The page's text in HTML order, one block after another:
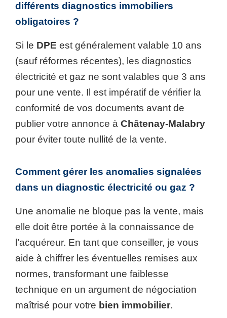
différents diagnostics immobiliers
obligatoires ?
Si le DPE est généralement valable 10 ans
(sauf réformes récentes), les diagnostics
électricité et gaz ne sont valables que 3 ans
pour une vente. Il est impératif de vérifier la
conformité de vos documents avant de
publier votre annonce à Châtenay-Malabry
pour éviter toute nullité de la vente.
Comment gérer les anomalies signalées
dans un diagnostic électricité ou gaz ?
Une anomalie ne bloque pas la vente, mais
elle doit être portée à la connaissance de
l’acquéreur. En tant que conseiller, je vous
aide à chiffrer les éventuelles remises aux
normes, transformant une faiblesse
technique en un argument de négociation
maîtrisé pour votre bien immobilier.